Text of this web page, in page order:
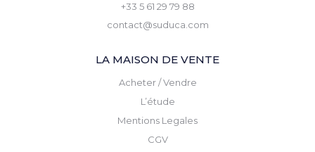
+33 5 61 29 79 88
contact@suduca.com
LA MAISON DE VENTE
Acheter / Vendre
L’étude
Mentions Legales
CGV